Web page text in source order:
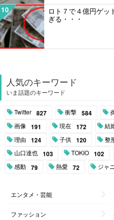
10
ロト７で４億円ゲッ
ぎる・・・
人気のキーワード
いま話題のキーワード
Twitter 827 衝撃 584
画像 191 現在 172 結
理由 124 子供 120 整
山口達也 103 TOKIO 102
感動 79 熱愛 72 ジャ
エンタメ・芸能
ファッション